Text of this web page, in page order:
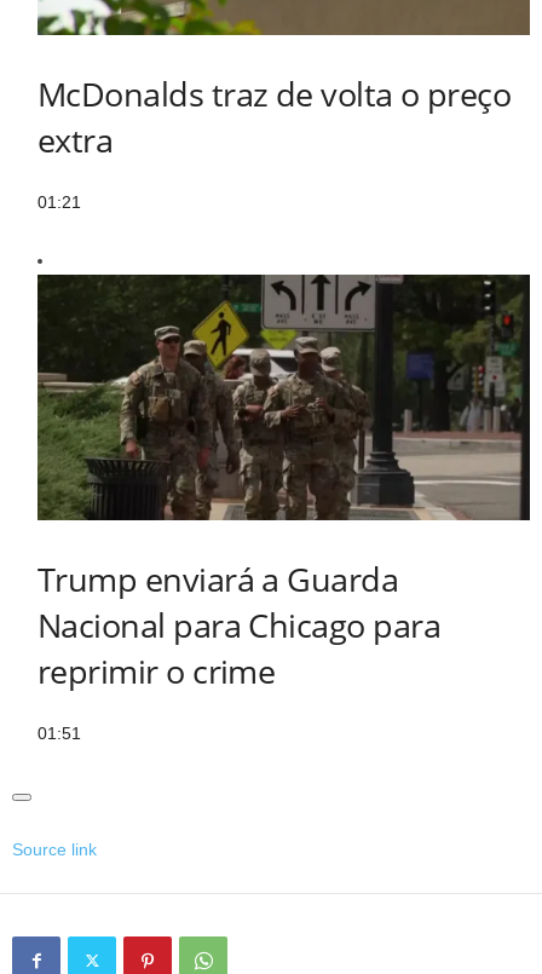
McDonalds traz de volta o preço
extra
01:21
Trump enviará a Guarda
Nacional para Chicago para
reprimir o crime
01:51
Source link